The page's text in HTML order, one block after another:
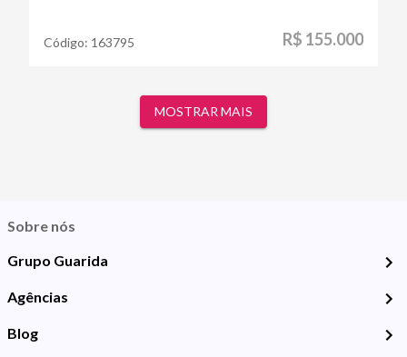
Código: 163795 R$ 155.000
MOSTRAR MAIS
Sobre nós
Grupo Guarida
Agências
Blog